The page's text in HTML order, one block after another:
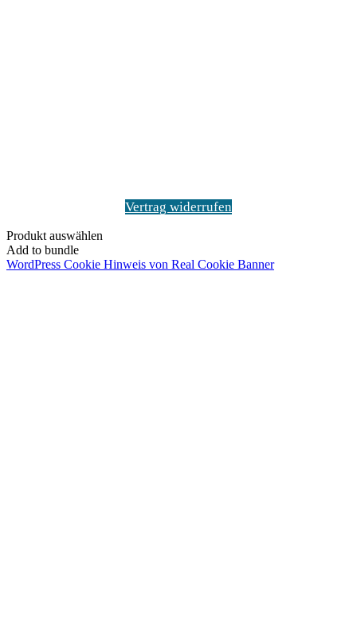
Vertrag widerrufen
Produkt auswählen
Add to bundle
WordPress Cookie Hinweis von Real Cookie Banner